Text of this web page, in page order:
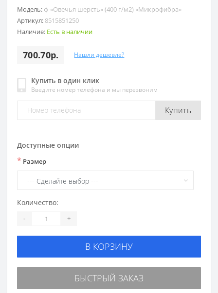
Модель: ф-«Овечья шерсть» (400 г/м2) «Микрофибра»
Артикул: 8515851250
Наличие: Есть в наличии
700.70р. Нашли дешевле?
Купить в один клик
Введите номер телефона и мы перезвоним
Купить
Доступные опции
* Размер
Количество:
- +
В КОРЗИНУ
БЫСТРЫЙ ЗАКАЗ